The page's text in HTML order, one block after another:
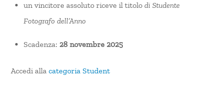
un vincitore assoluto riceve il titolo di Studente
Fotografo dell’Anno
Scadenza: 28 novembre 2025
Accedi allacategoria Student